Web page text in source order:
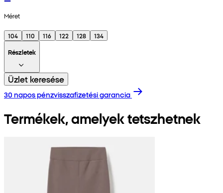
Méret
104 110 116 122 128
134
Részletek
Üzlet keresése
30 napos pénzvisszafizetési garancia
Termékek, amelyek tetszhetnek